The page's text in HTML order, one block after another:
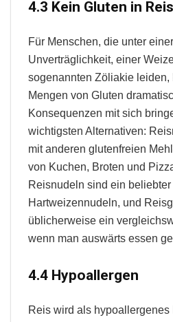
4.3 Kein Gluten in Reis
Für Menschen, die unter
Unverträglichkeit, einer
sogenannten Zöliakie
Mengen von Gluten
Konsequenzen mit sich
wichtigsten Alternativen:
mit anderen glutenfreien
von Kuchen, Broten und
Reisnudeln sind ein beliebter
Hartweizennudeln, und
üblicherweise ein
wenn man auswärts essen
4.4 Hypoallergen
Reis wird als hypoallergenes